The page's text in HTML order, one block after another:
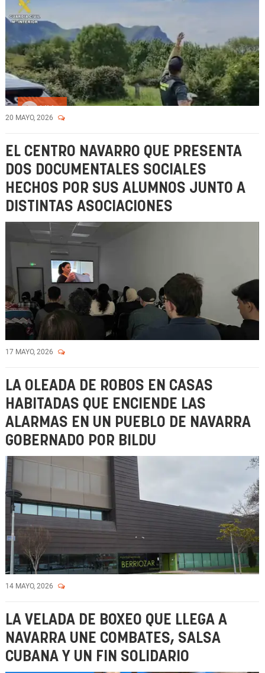
20 MAYO, 2026
EL CENTRO NAVARRO QUE PRESENTA
DOS DOCUMENTALES SOCIALES
HECHOS POR SUS ALUMNOS JUNTO A
DISTINTAS ASOCIACIONES
17 MAYO, 2026
LA OLEADA DE ROBOS EN CASAS
HABITADAS QUE ENCIENDE LAS
ALARMAS EN UN PUEBLO DE NAVARRA
GOBERNADO POR BILDU
14 MAYO, 2026
LA VELADA DE BOXEO QUE LLEGA A
NAVARRA UNE COMBATES, SALSA
CUBANA Y UN FIN SOLIDARIO